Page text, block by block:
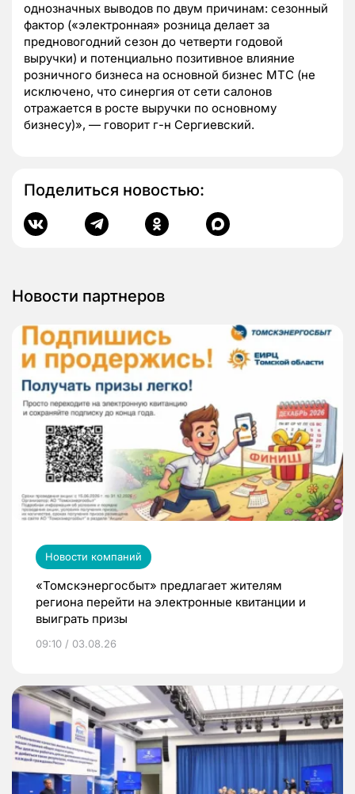
однозначных выводов по двум причинам: сезонный
фактор («электронная» розница делает за
предновогодний сезон до четверти годовой
выручки) и потенциально позитивное влияние
розничного бизнеса на основной бизнес МТС (не
исключено, что синергия от сети салонов
отражается в росте выручки по основному
бизнесу)», — говорит г-н Сергиевский.
Поделиться новостью:
Новости партнеров
Новости компаний
«Томскэнергосбыт» предлагает жителям
региона перейти на электронные квитанции и
выиграть призы
09:10 / 03.08.26